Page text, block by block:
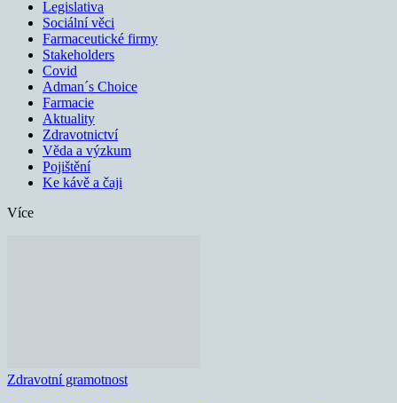
Legislativa
Sociální věci
Farmaceutické firmy
Stakeholders
Covid
Adman´s Choice
Farmacie
Aktuality
Zdravotnictví
Věda a výzkum
Pojištění
Ke kávě a čaji
Více
Zdravotní gramotnost